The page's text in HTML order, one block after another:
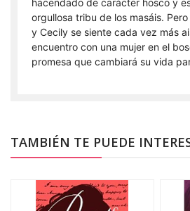
orgullosa tribu de los masáis.
y Cecily se siente cada vez más
encuentro con una mujer en el
promesa que cambiará su vida
TAMBIÉN TE PUEDE